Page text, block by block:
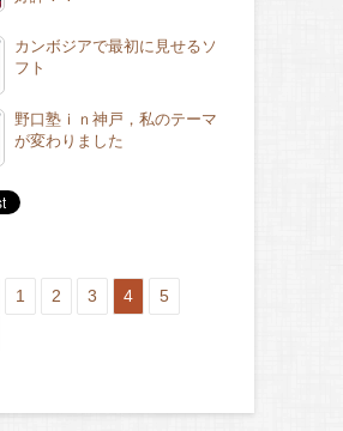
カンボジアで最初に見せるソ
フト
野口塾ｉｎ神戸，私のテーマ
が変わりました
1 2 3 4
5